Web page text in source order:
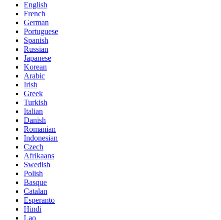
English
French
German
Portuguese
Spanish
Russian
Japanese
Korean
Arabic
Irish
Greek
Turkish
Italian
Danish
Romanian
Indonesian
Czech
Afrikaans
Swedish
Polish
Basque
Catalan
Esperanto
Hindi
Lao